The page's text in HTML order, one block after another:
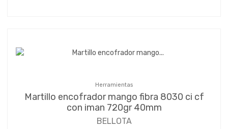
Herramientas
Martillo encofrador mango fibra 8030 ci cf
con iman 720gr 40mm
BELLOTA